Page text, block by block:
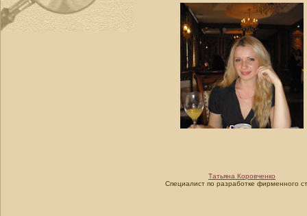
Татьяна Коровченко
Специалист по разработке фирменного